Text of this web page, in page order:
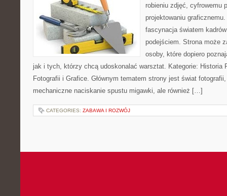
robieniu zdjęć, cyfrowemu
projektowaniu
fascynacja światem
podejściem. Strona może
osoby, które dopiero
jak i tych, którzy chcą udoskonalać warsztat. Kategorie: Historia
Fotografii i Grafice. Głównym tematem strony jest świat
mechaniczne naciskanie spustu migawki, ale również […]
CATEGORIES: ZABAWA I ROZWÓJ